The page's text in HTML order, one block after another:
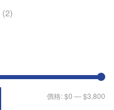
(2)
價格:$0 —$3,800